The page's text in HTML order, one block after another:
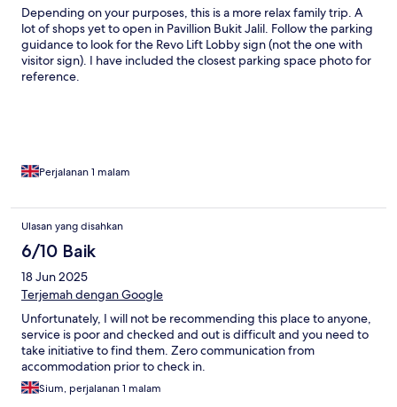
Depending on your purposes, this is a more relax family trip. A
lot of shops yet to open in Pavillion Bukit Jalil. Follow the parking
guidance to look for the Revo Lift Lobby sign (not the one with
visitor sign). I have included the closest parking space photo for
reference.
Perjalanan 1 malam
Ulasan yang disahkan
6/10 Baik
18 Jun 2025
Terjemah dengan Google
Unfortunately, I will not be recommending this place to anyone,
service is poor and checked and out is difficult and you need to
take initiative to find them. Zero communication from
accommodation prior to check in.
Sium, perjalanan 1 malam